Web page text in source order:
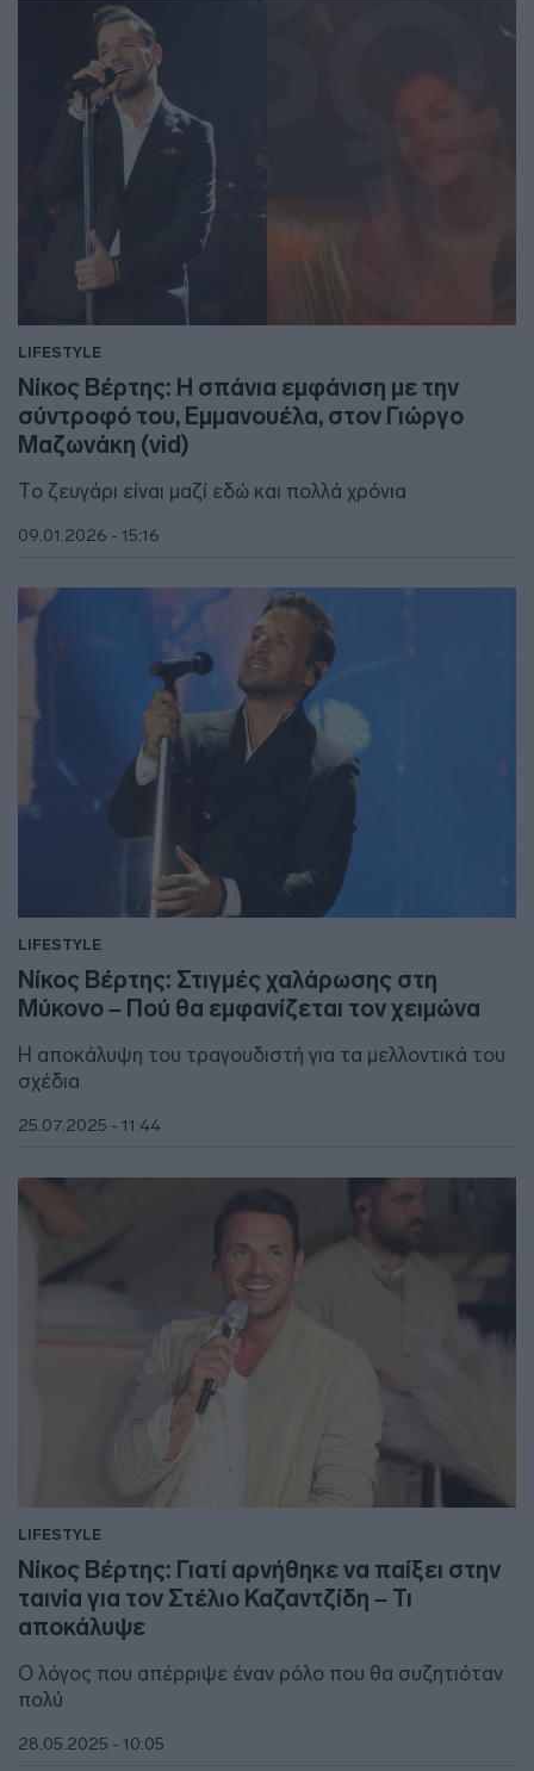
LIFESTYLE
Νίκος Βέρτης: Η σπάνια εμφάνιση με την
σύντροφό του, Εμμανουέλα, στον Γιώργο
Μαζωνάκη (vid)
Tο ζευγάρι είναι μαζί εδώ και πολλά χρόνια
09.01.2026 - 15:16
LIFESTYLE
Νίκος Βέρτης: Στιγμές χαλάρωσης στη
Μύκονο – Πού θα εμφανίζεται τον χειμώνα
Η αποκάλυψη του τραγουδιστή για τα μελλοντικά του
σχέδια
25.07.2025 - 11:44
LIFESTYLE
Νίκος Βέρτης: Γιατί αρνήθηκε να παίξει στην
ταινία για τον Στέλιο Καζαντζίδη – Τι
αποκάλυψε
Ο λόγος που απέρριψε έναν ρόλο που θα συζητιόταν
πολύ
28.05.2025 - 10:05